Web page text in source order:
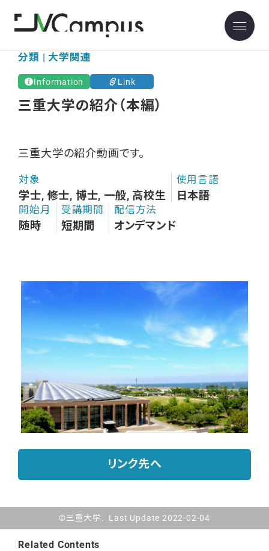
分類 | 大学関連
Information Link
三重大学の紹介（本編）
三重大学の紹介動画です。
対象
学士, 修士, 博士, 一般, 高校生
使用言語
日本語
開始月
随時
受講期間
短期間
配信方法
オンデマンド
リンク先へ
©三重大学. Last Update 2022-02-04
Related Contents